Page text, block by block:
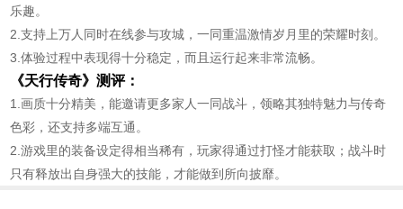
乐趣。
2.支持上万人同时在线参与攻城，一同重温激情岁月里的荣耀时刻。
3.体验过程中表现得十分稳定，而且运行起来非常流畅。
《天行传奇》测评：
1.画质十分精美，能邀请更多家人一同战斗，领略其独特魅力与传奇
色彩，还支持多端互通。
2.游戏里的装备设定得相当稀有，玩家得通过打怪才能获取；战斗时
只有释放出自身强大的技能，才能做到所向披靡。